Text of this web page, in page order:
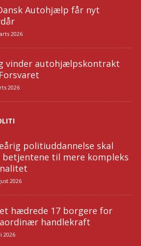
Autohjælp får nyt
2026
vinder autohjælpskontrakt
2026
politiuddannelse skal
betjentene til mere kompleks
2026
hædrede 17 borgere for
handlekraft
2026